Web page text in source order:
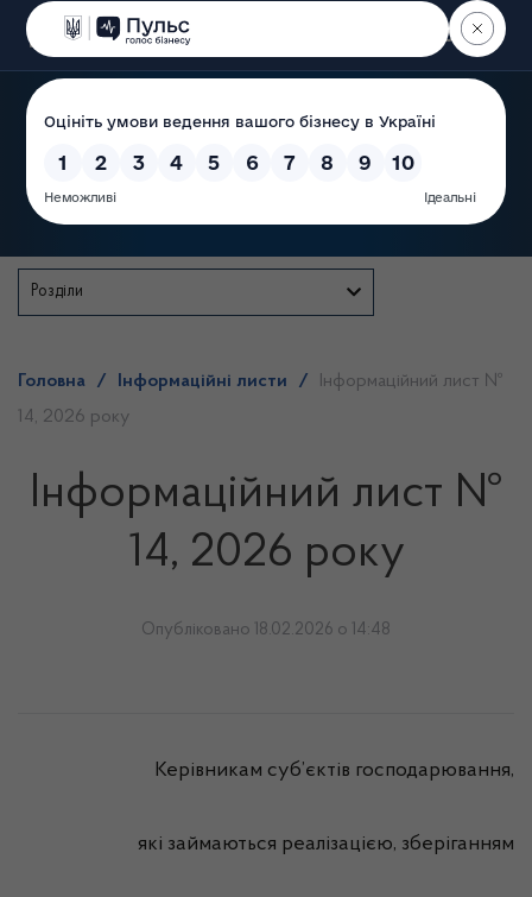
Пошук
Розділи
Головна / Інформаційні листи /
Інформаційний лист №
14, 2026 року
Інформаційний лист №
14, 2026 року
Опубліковано 18.02.2026 о 14:48
Керівникам суб’єктів господарювання,
які займаються реалізацією, зберіганням